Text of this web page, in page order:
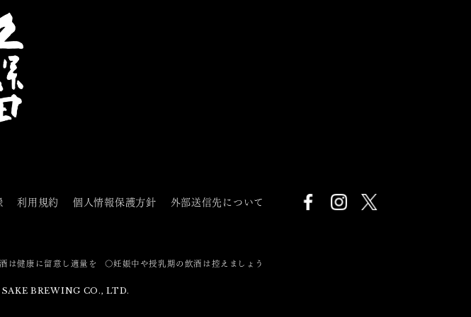
利用規約 個人情報保護方針 外部送信先について
は健康に留意し適量を 〇妊娠中や授乳期の飲酒は控えましょう
BREWING CO., LTD.